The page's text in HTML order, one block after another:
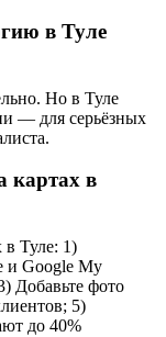
в Туле
Но в Туле
— для серьёзных
картах в
в Туле: 1)
и Google My
Добавьте фото
5)
до 40%